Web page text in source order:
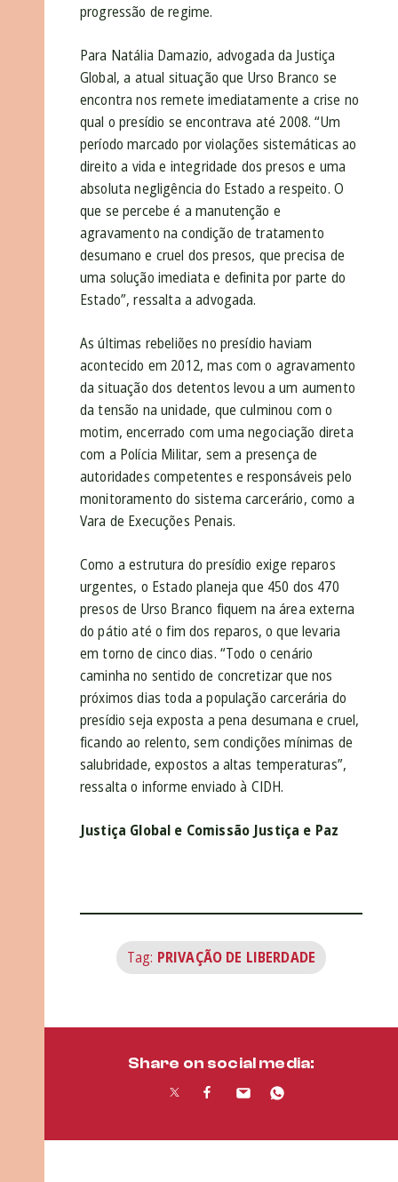
progressão de regime.
Para Natália Damazio, advogada da Justiça
Global, a atual situação que Urso Branco se
encontra nos remete imediatamente a crise no
qual o presídio se encontrava até 2008. “Um
período marcado por violações sistemáticas ao
direito a vida e integridade dos presos e uma
absoluta negligência do Estado a respeito. O
que se percebe é a manutenção e
agravamento na condição de tratamento
desumano e cruel dos presos, que precisa de
uma solução imediata e definita por parte do
Estado”, ressalta a advogada.
As últimas rebeliões no presídio haviam
acontecido em 2012, mas com o agravamento
da situação dos detentos levou a um aumento
da tensão na unidade, que culminou com o
motim, encerrado com uma negociação direta
com a Polícia Militar, sem a presença de
autoridades competentes e responsáveis pelo
monitoramento do sistema carcerário, como a
Vara de Execuções Penais.
Como a estrutura do presídio exige reparos
urgentes, o Estado planeja que 450 dos 470
presos de Urso Branco fiquem na área externa
do pátio até o fim dos reparos, o que levaria
em torno de cinco dias. “Todo o cenário
caminha no sentido de concretizar que nos
próximos dias toda a população carcerária do
presídio seja exposta a pena desumana e cruel,
ficando ao relento, sem condições mínimas de
salubridade, expostos a altas temperaturas”,
ressalta o informe enviado à CIDH.
Justiça Global e Comissão Justiça e Paz
Tag: PRIVAÇÃO DE LIBERDADE
Share on social media: